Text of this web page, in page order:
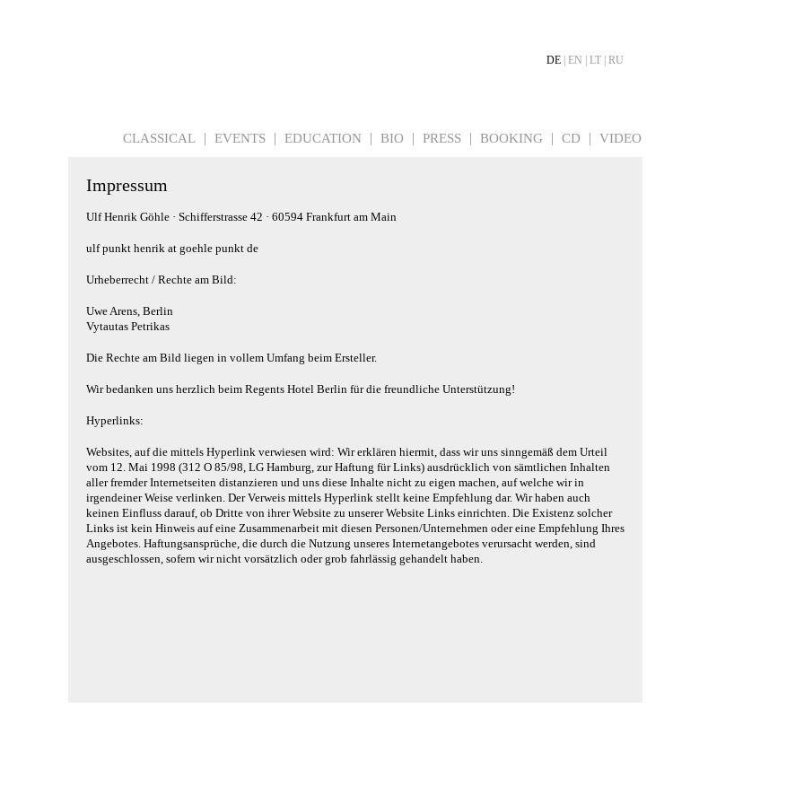
DE | EN | LT | RU
CLASSICAL EVENTS EDUCATION BIO PRESS BOOKING CD VIDEO
Impressum
Ulf Henrik Göhle · Schifferstrasse 42 · 60594 Frankfurt am Main
ulf punkt henrik at goehle punkt de
Urheberrecht / Rechte am Bild:
Uwe Arens, Berlin
Vytautas Petrikas
Die Rechte am Bild liegen in vollem Umfang beim Ersteller.
Wir bedanken uns herzlich beim Regents Hotel Berlin für die freundliche Unterstützung!
Hyperlinks:
Websites, auf die mittels Hyperlink verwiesen wird: Wir erklären hiermit, dass wir uns sinngemäß dem Urteil
vom 12. Mai 1998 (312 O 85/98, LG Hamburg, zur Haftung für Links) ausdrücklich von sämtlichen Inhalten
aller fremder Internetseiten distanzieren und uns diese Inhalte nicht zu eigen machen, auf welche wir in
irgendeiner Weise verlinken. Der Verweis mittels Hyperlink stellt keine Empfehlung dar. Wir haben auch
keinen Einfluss darauf, ob Dritte von ihrer Website zu unserer Website Links einrichten. Die Existenz solcher
Links ist kein Hinweis auf eine Zusammenarbeit mit diesen Personen/Unternehmen oder eine Empfehlung Ihres
Angebotes. Haftungsansprüche, die durch die Nutzung unseres Internetangebotes verursacht werden, sind
ausgeschlossen, sofern wir nicht vorsätzlich oder grob fahrlässig gehandelt haben.